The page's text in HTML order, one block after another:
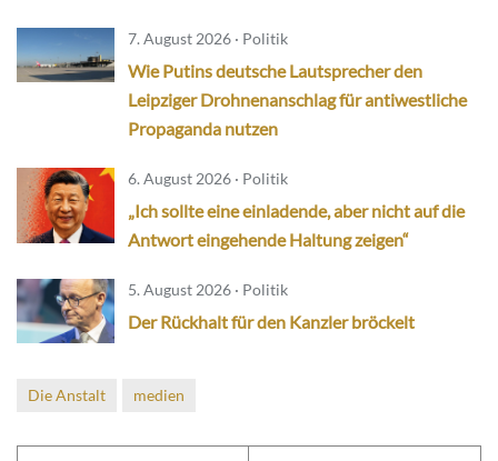
7. August 2026 · Politik
Wie Putins deutsche Lautsprecher den
Leipziger Drohnenanschlag für antiwestliche
Propaganda nutzen
6. August 2026 · Politik
„Ich sollte eine einladende, aber nicht auf die
Antwort eingehende Haltung zeigen“
5. August 2026 · Politik
Der Rückhalt für den Kanzler bröckelt
Die Anstalt medien